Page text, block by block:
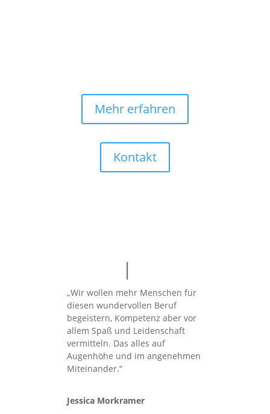
Mehr erfahren
Kontakt
„Wir wollen mehr Menschen für
diesen wundervollen Beruf
begeistern, Kompetenz aber vor
allem Spaß und Leidenschaft
vermitteln. Das alles auf
Augenhöhe und im angenehmen
Miteinander.“
Jessica Morkramer